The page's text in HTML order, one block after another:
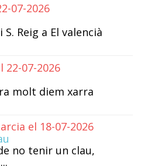
07-2026
S. Reig a El valencià
22-07-2026
molt diem xarra
el 18-07-2026
no tenir un clau,